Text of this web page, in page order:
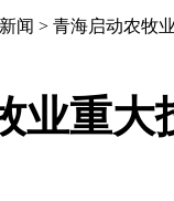
闻 > 青海启动农牧
业重大